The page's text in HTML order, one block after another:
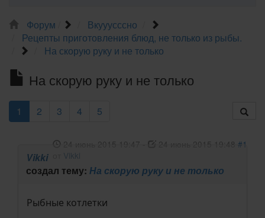
Форум
Вкууусссно
Рецепты приготовления блюд, не только из рыбы.
На скорую руку и не только
На скорую руку и не только
1 2 3 4 5
24 июнь 2015 19:47 24 июнь 2015 19:48 #1
Vikki
Vikki
создал тему: На скорую руку и не только
Рыбные котлетки